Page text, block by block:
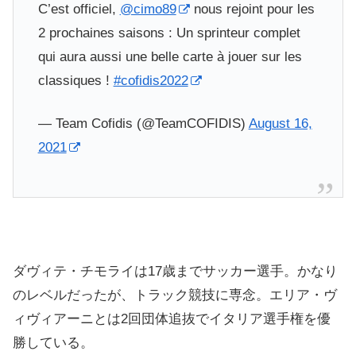
C’est officiel, @cimo89
nous rejoint pour les
2 prochaines saisons : Un sprinteur complet
qui aura aussi une belle carte à jouer sur les
classiques ! #cofidis2022
— Team Cofidis (@TeamCOFIDIS) August 16,
2021
ダヴィテ・チモライは17歳までサッカー選手。かなり
のレベルだったが、トラック競技に専念。エリア・ヴ
ィヴィアーニとは2回団体追抜でイタリア選手権を優
勝している。